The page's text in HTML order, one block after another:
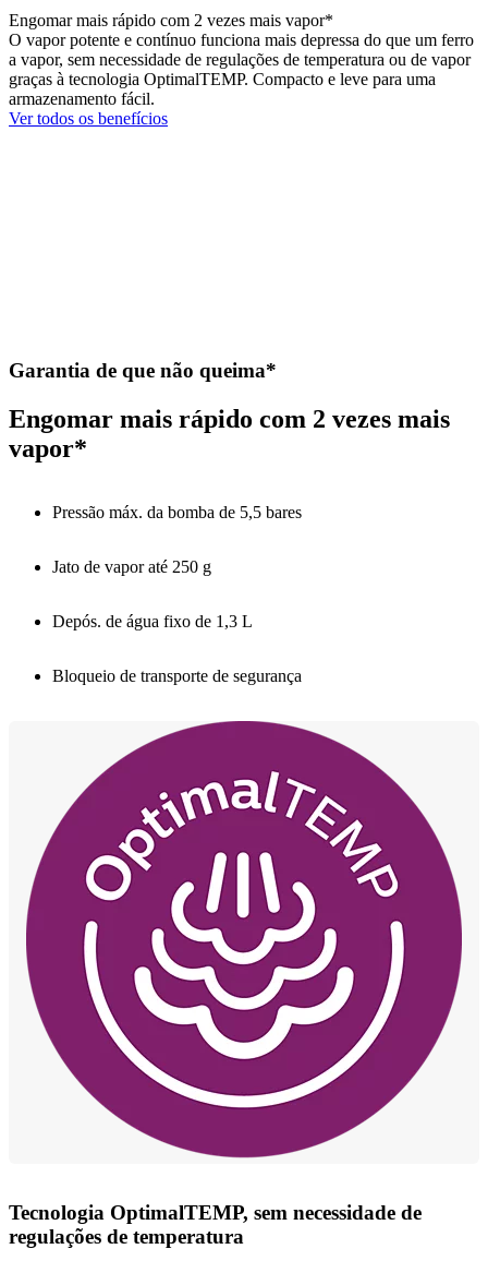
Engomar mais rápido com 2 vezes mais vapor*
O vapor potente e contínuo funciona mais depressa do que um ferro
a vapor, sem necessidade de regulações de temperatura ou de vapor
graças à tecnologia OptimalTEMP. Compacto e leve para uma
armazenamento fácil.
Ver todos os benefícios
Garantia de que não queima*
Engomar mais rápido com 2 vezes mais
vapor*
Pressão máx. da bomba de 5,5 bares
Jato de vapor até 250 g
Depós. de água fixo de 1,3 L
Bloqueio de transporte de segurança
Tecnologia OptimalTEMP, sem necessidade de
regulações de temperatura